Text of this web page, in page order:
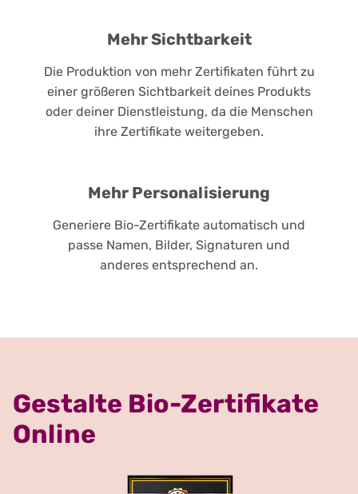
Mehr Sichtbarkeit
Die Produktion von mehr Zertifikaten führt zu
einer größeren Sichtbarkeit deines Produkts
oder deiner Dienstleistung, da die Menschen
ihre Zertifikate weitergeben.
Mehr Personalisierung
Generiere Bio-Zertifikate automatisch und
passe Namen, Bilder, Signaturen und
anderes entsprechend an.
Gestalte Bio-Zertifikate
Online